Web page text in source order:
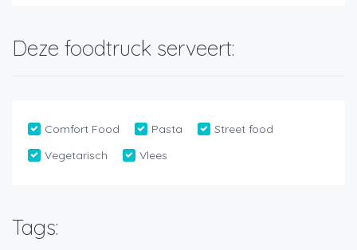
Deze foodtruck serveert:
Comfort Food Pasta
Street food
Vegetarisch
Vlees
Tags: